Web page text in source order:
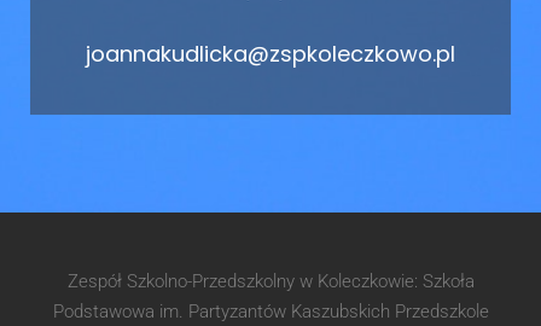
joannakudlicka@zspkoleczkowo.pl
Zespół Szkolno-Przedszkolny w Koleczkowie: Szkoła
Podstawowa im. Partyzantów Kaszubskich Przedszkole